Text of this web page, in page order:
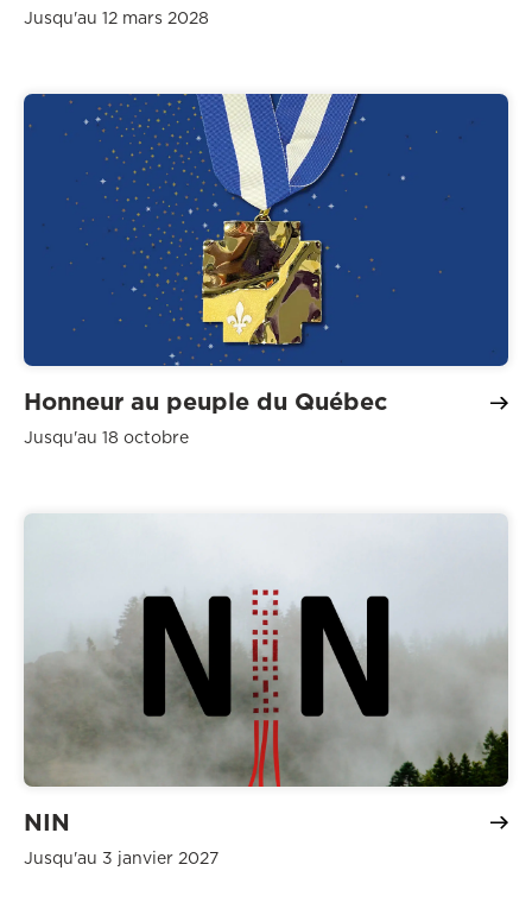
Jusqu'au 12 mars 2028
Honneur au peuple du Québec
Jusqu'au 18 octobre
NIN
Jusqu'au 3 janvier 2027